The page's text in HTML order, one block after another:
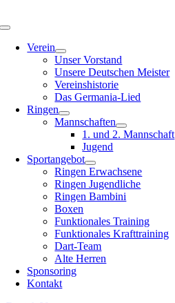
Inhalt
Toggle
NavigationVerein
Unser Vorstand
Unsere Deutschen Meister
Vereinshistorie
Das Germania-Lied
Ringen
Mannschaften
1. und 2. Mannschaft
Jugend
Sportangebot
Ringen Erwachsene
Ringen Jugendliche
Ringen Bambini
Boxen
Funktionales Training
Funktionales Krafttraining
Dart-Team
Alte Herren
Sponsoring
Kontakt